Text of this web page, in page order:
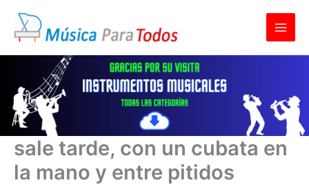
contenido
sale tarde, con un cubata en
la mano y entre pitidos